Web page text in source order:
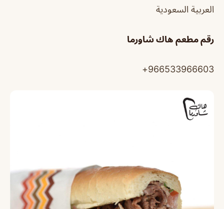
العربية السعودية
رقم مطعم هاك شاورما
966533966603+